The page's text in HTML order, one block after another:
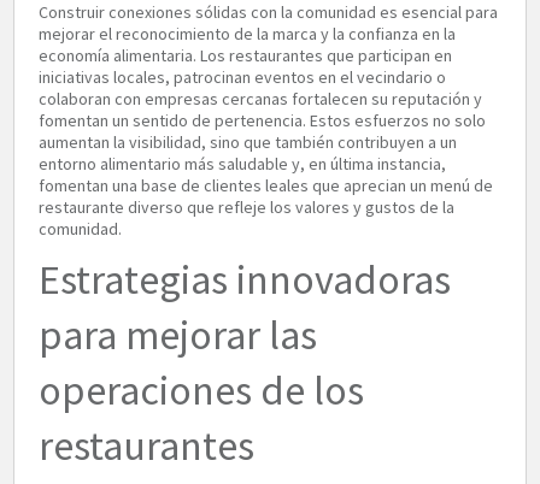
Construir conexiones sólidas con la comunidad es esencial para
mejorar el reconocimiento de la marca y la confianza en la
economía alimentaria. Los restaurantes que participan en
iniciativas locales, patrocinan eventos en el vecindario o
colaboran con empresas cercanas fortalecen su reputación y
fomentan un sentido de pertenencia. Estos esfuerzos no solo
aumentan la visibilidad, sino que también contribuyen a un
entorno alimentario más saludable y, en última instancia,
fomentan una base de clientes leales que aprecian un menú de
restaurante diverso que refleje los valores y gustos de la
comunidad.
Estrategias innovadoras
para mejorar las
operaciones de los
restaurantes